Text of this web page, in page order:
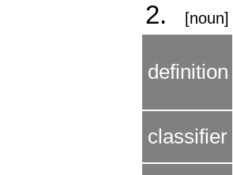
2. [noun]
definition
classifier